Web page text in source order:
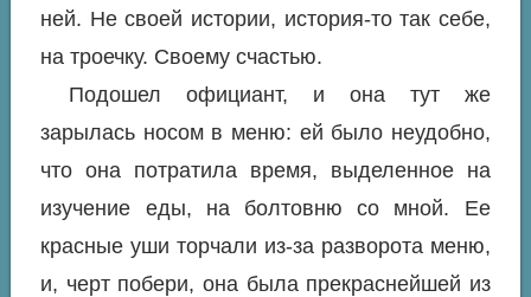
ней. Не своей истории, история-то так себе,
на троечку. Своему счастью.
Подошел официант, и она тут же
зарылась носом в меню: ей было неудобно,
что она потратила время, выделенное на
изучение еды, на болтовню со мной. Ее
красные уши торчали из-за разворота меню,
и, черт побери, она была прекраснейшей из